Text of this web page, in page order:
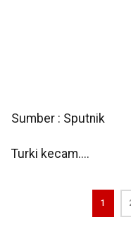
Sumber : Sputnik
Turki kecam....
1